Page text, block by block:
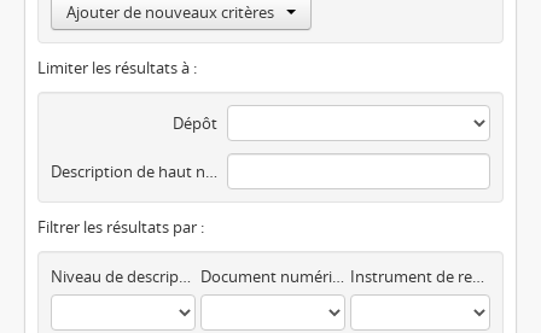
Ajouter de nouveaux critères
Limiter les résultats à :
Dépôt
Description de haut niveau
Filtrer les résultats par :
Niveau de description Document numérique disponible Instrument de recherche